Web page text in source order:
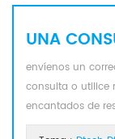
UNA
envíenos un
consulta o utilice
encantados de